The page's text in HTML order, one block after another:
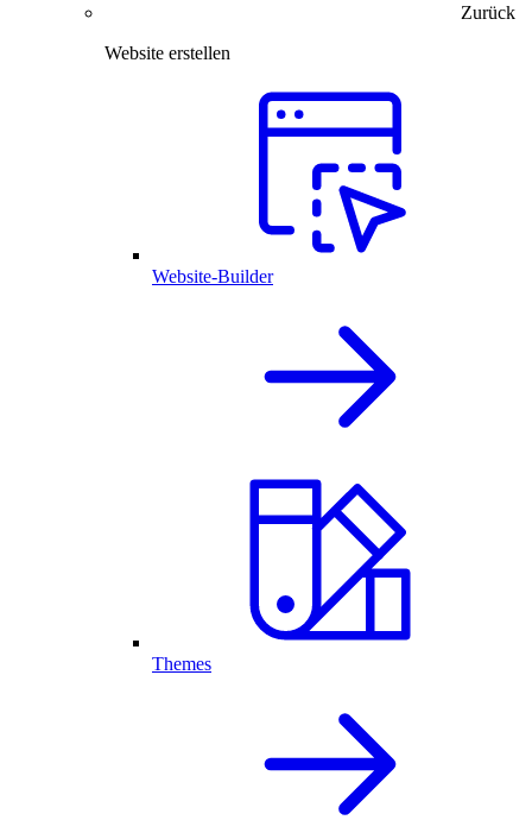
Zurück
Website erstellen
Website-Builder
Themes